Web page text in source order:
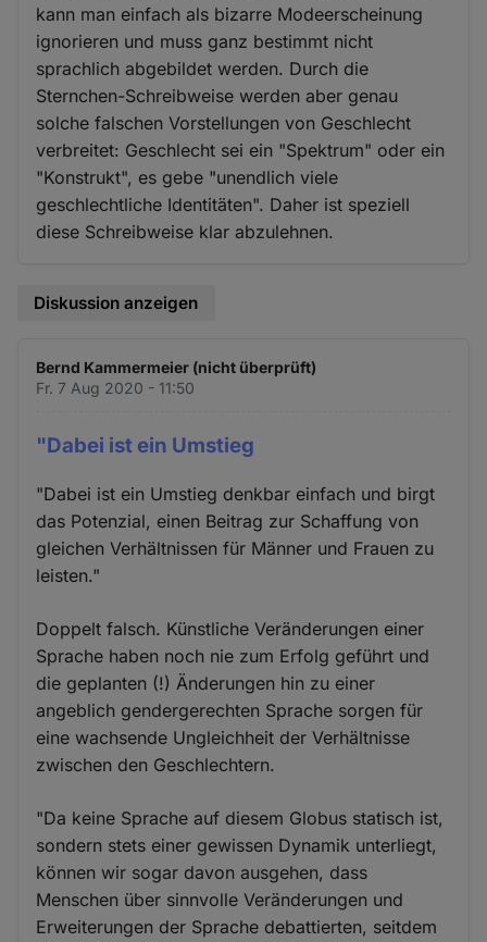
kann man einfach als bizarre Modeerscheinung
ignorieren und muss ganz bestimmt nicht
sprachlich abgebildet werden. Durch die
Sternchen-Schreibweise werden aber genau
solche falschen Vorstellungen von Geschlecht
verbreitet: Geschlecht sei ein "Spektrum" oder ein
"Konstrukt", es gebe "unendlich viele
geschlechtliche Identitäten". Daher ist speziell
diese Schreibweise klar abzulehnen.
Diskussion anzeigen
Bernd Kammermeier (nicht überprüft)
Fr. 7 Aug 2020 - 11:50
"Dabei ist ein Umstieg
"Dabei ist ein Umstieg denkbar einfach und birgt
das Potenzial, einen Beitrag zur Schaffung von
gleichen Verhältnissen für Männer und Frauen zu
leisten."
Doppelt falsch. Künstliche Veränderungen einer
Sprache haben noch nie zum Erfolg geführt und
die geplanten (!) Änderungen hin zu einer
angeblich gendergerechten Sprache sorgen für
eine wachsende Ungleichheit der Verhältnisse
zwischen den Geschlechtern.
"Da keine Sprache auf diesem Globus statisch ist,
sondern stets einer gewissen Dynamik unterliegt,
können wir sogar davon ausgehen, dass
Menschen über sinnvolle Veränderungen und
Erweiterungen der Sprache debattierten, seitdem